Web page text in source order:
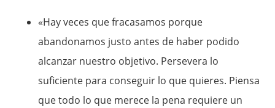
«Hay veces que fracasamos porque
abandonamos justo antes de haber podido
alcanzar nuestro objetivo. Persevera lo
suficiente para conseguir lo que quieres. Piensa
que todo lo que merece la pena requiere un